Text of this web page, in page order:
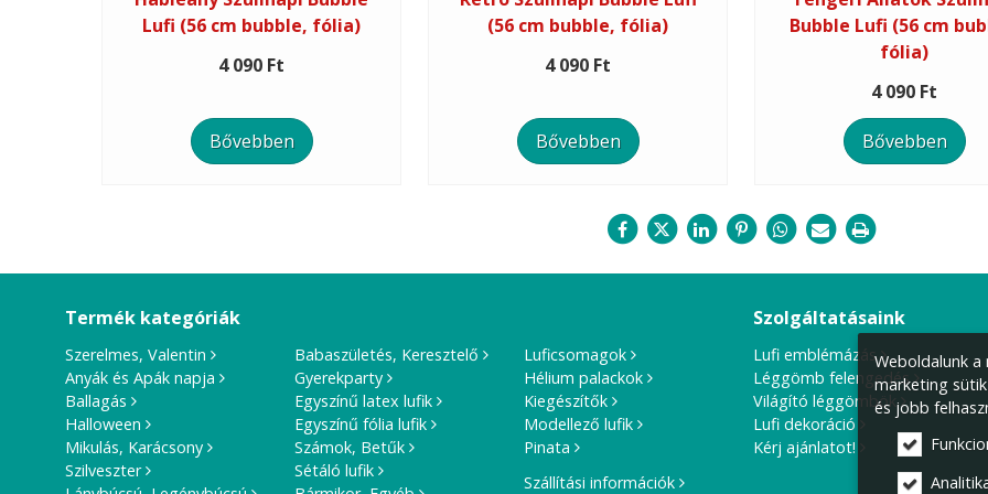
Lufi (56 cm bubble, fólia)
4 090 Ft
Bővebben
(56 cm bubble, fólia)
4 090 Ft
Bővebben
Bubble Lufi (56 cm
fólia)
4 090 Ft
Bővebben
Termék kategóriák
Szerelmes, Valentin
Anyák és Apák napja
Ballagás
Halloween
Mikulás, Karácsony
Szilveszter
Babaszületés, Keresztelő
Gyerekparty
Egyszínű latex lufik
Egyszínű fólia lufik
Számok, Betűk
Sétáló lufik
Luficsomagok
Hélium palackok
Kiegészítők
Modellező lufik
Pinata
Szállítási információk
Szolgáltatásaink
Lufi emblémázás
Léggömb felengedés
Világító léggömbök
Lufi dekoráció
Kérj ajánlatot!
Weboldalunk
marketing
és jobb